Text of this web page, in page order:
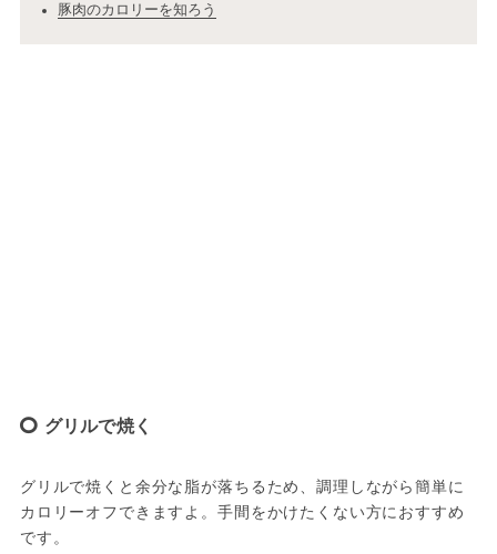
豚肉のカロリーを知ろう
グリルで焼く
グリルで焼くと余分な脂が落ちるため、調理しながら簡単に
カロリーオフできますよ。手間をかけたくない方におすすめ
です。